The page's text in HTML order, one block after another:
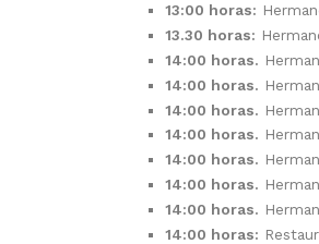
13:00 horas:
13.30 horas:
14:00 horas.
14:00 horas.
14:00 horas.
14:00 horas.
14:00 horas.
14:00 horas.
14:00 horas.
14:00 horas: